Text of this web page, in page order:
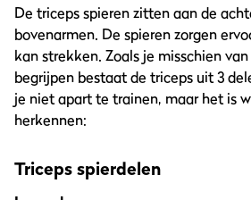
De triceps spieren zitten aan de
bovenarmen. De spieren zorgen
kan strekken. Zoals je misschien
begrijpen bestaat de triceps uit 3
je niet apart te trainen, maar het is
herkennen:
Triceps spierdelen